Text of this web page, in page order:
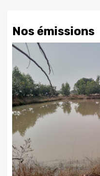
Nos émissions